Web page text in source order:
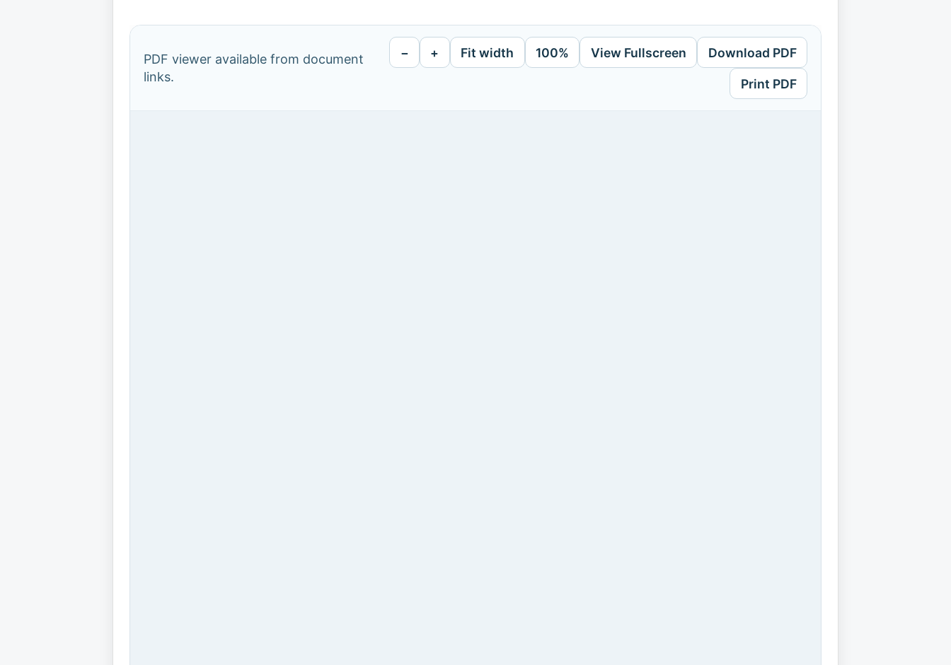
PDF viewer available from document
links.
− + Fit width 100% View Fullscreen Download PDF
Print PDF